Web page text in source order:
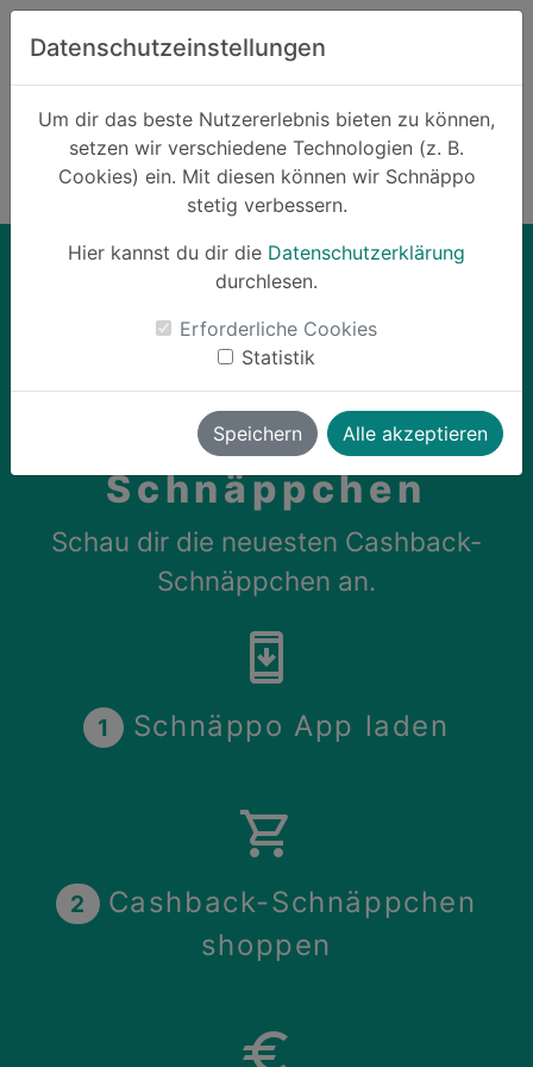
Zum Hauptinhalt springen
Datenschutzeinstellungen
Um dir das beste Nutzererlebnis bieten zu können,
setzen wir verschiedene Technologien (z. B.
Cookies) ein. Mit diesen können wir Schnäppo
stetig verbessern.
Hier kannst du dir die Datenschutzerklärung
durchlesen.
Erforderliche Cookies
Statistik
Speichern Alle akzeptieren
Suchen
Schnäppchen Cashback
card_giftcard
Cashback-
Schnäppchen
Schau dir die neuesten Cashback-
Schnäppchen an.
security_update
1 Schnäppo App laden
shopping_cart
2
Cashback-Schnäppchen
shoppen
euro